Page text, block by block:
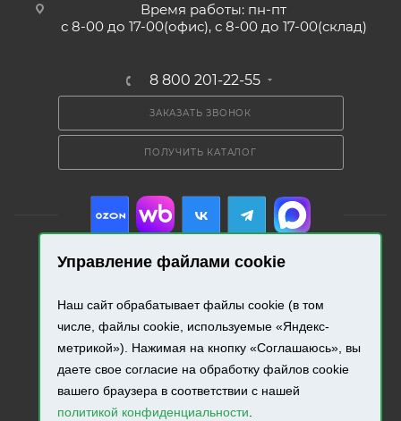
Управление файлами cookie
Наш сайт обрабатывает файлы cookie (в том
числе, файлы cookie, используемые «Яндекс-
метрикой»). Нажимая на кнопку «Соглашаюсь», вы
даете свое согласие на обработку файлов cookie
вашего браузера в соответствии с нашей
политикой конфиденциальности.
Время работы: пн-пт
с 8-00 до 17-00(офис), с 8-00 до 17-00(склад)
8 800 201-22-55
ЗАКАЗАТЬ ЗВОНОК
ПОЛУЧИТЬ КАТАЛОГ
Разработка и продвижение сайта.